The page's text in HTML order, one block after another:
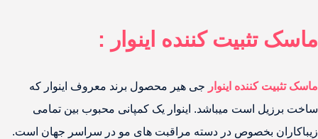
ماسک تثبیت کننده اینوار :
ماسک تثبیت کننده اینوار جی هیر محصول برند معروف اینوار که
ساخت برزیل است میباشد. اینوار یک کمپانی محبوب بین تمامی
زیباکاران بخصوص در دسته مراقبت های مو در سراسر جهان است.